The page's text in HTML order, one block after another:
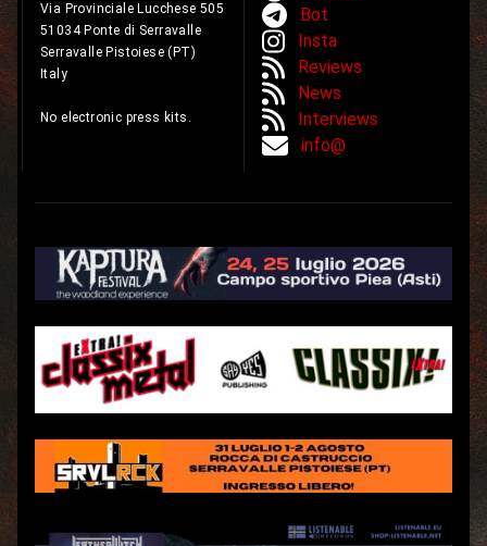
Via Provinciale Lucchese 505
51034 Ponte di Serravalle
Serravalle Pistoiese (PT)
Italy
No electronic press kits.
Bot
Insta
Reviews
News
Interviews
info@